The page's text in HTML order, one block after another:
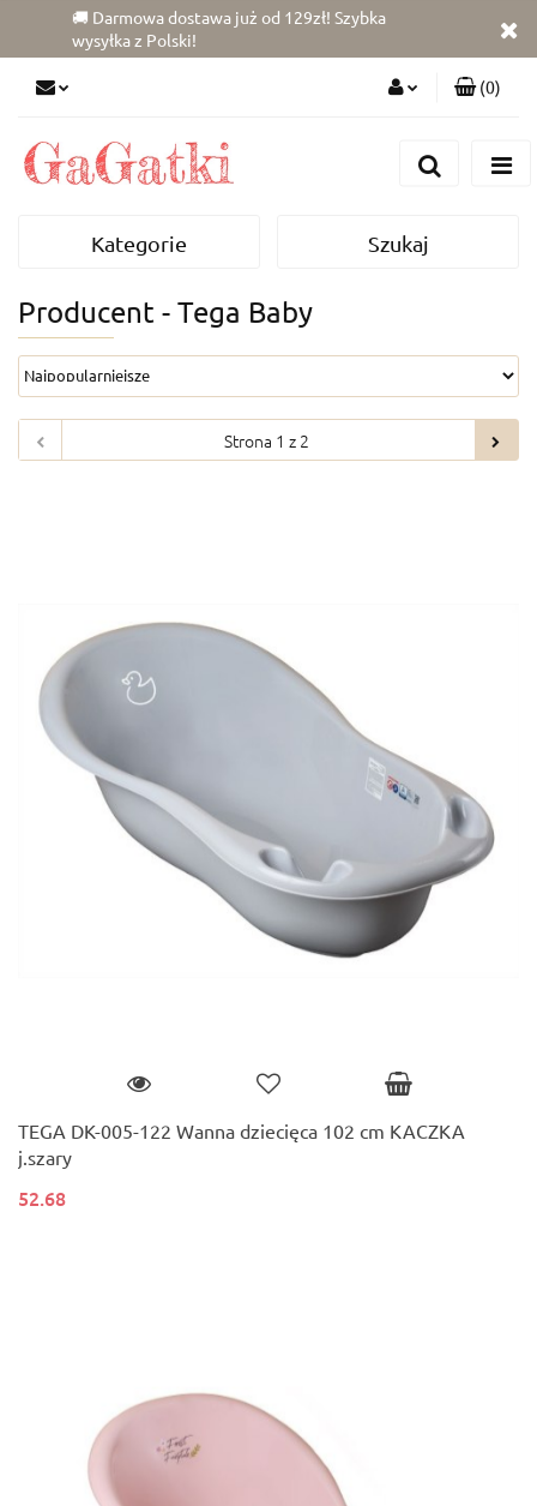
🚚 Darmowa dostawa już od 129zł! Szybka
wysyłka z Polski!
Zgody cookies
(0)
Kategorie Szukaj
Producent - Tega Baby
TEGA DK-005-122 Wanna dziecięca 102 cm KACZKA
j.szary
52.68